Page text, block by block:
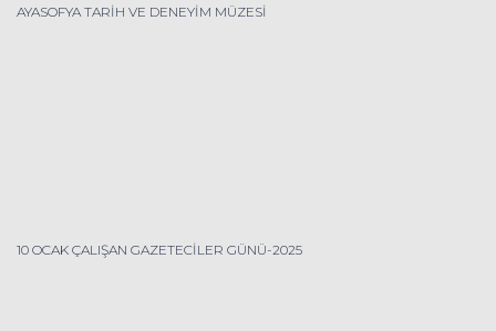
AYASOFYA TARİH VE DENEYİM MÜZESİ
10 OCAK ÇALIŞAN GAZETECİLER GÜNÜ-2025